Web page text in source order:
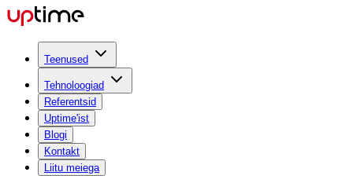
Teenused
Tehnoloogiad
Referentsid
Uptime'ist
Blogi
Kontakt
Liitu meiega